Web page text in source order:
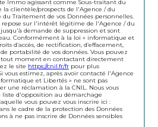
Immo agissant comme Sous-traitant du
clientèle/prospects de l'Agence / du
du Traitement de vos Données personnelles.
sur l'intérêt légitime de l'Agence / du
jusqu'à demande de suppression et sont
Conformément à la loi « informatique et
d’accès, de rectification, d’effacement,
portabilité de vos données. Vous pouvez
moment en contactant directement
le site https://cnil.fr/fr pour plus
vous estimez, après avoir contacté l'Agence
et Libertés » ne sont pas
une réclamation à la CNIL. Nous vous
liste d'opposition au démarchage
vous pouvez vous inscrire ici :
le cadre de la protection des Données
à ne pas inscrire de Données sensibles